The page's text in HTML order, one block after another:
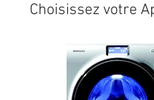
Choisissez votre